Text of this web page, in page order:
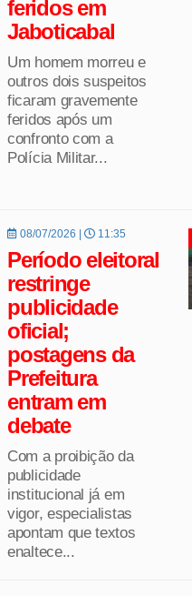
feridos em
Jaboticabal
Um homem morreu e
outros dois suspeitos
ficaram gravemente
feridos após um
confronto com a
Polícia Militar...
08/07/2026 | 11:35
Período eleitoral
restringe
publicidade
oficial;
postagens da
Prefeitura
entram em
debate
Com a proibição da
publicidade
institucional já em
vigor, especialistas
apontam que textos
enaltece...